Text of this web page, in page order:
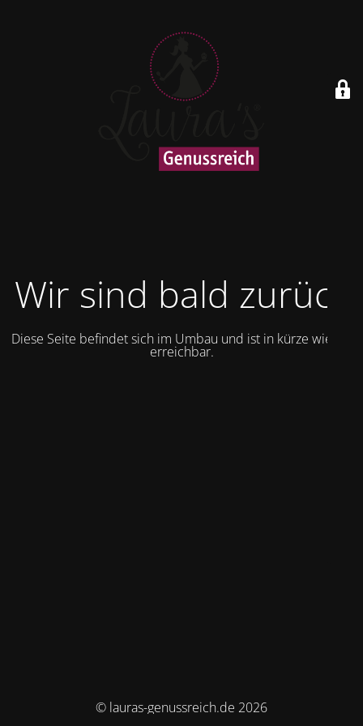
Wir sind bald zurück
Diese Seite befindet sich im Umbau und ist in kürze wieder
erreichbar.
© lauras-genussreich.de 2026